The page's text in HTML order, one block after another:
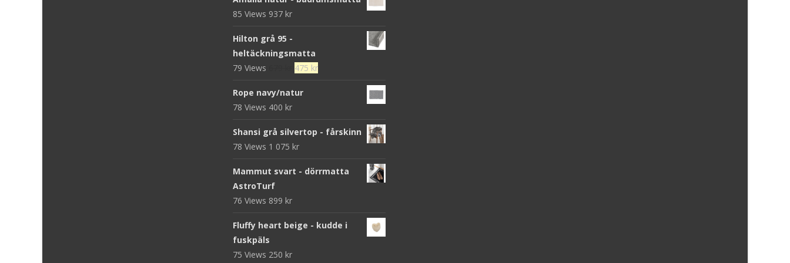
85 Views 937 kr
Hilton grå 95 -
heltäckningsmatta
79 Views
Det
priset
475 krDet
475 kr.
Rope navy/natur
78 Views 400 kr
Shansi grå silvertop - fårskinn
78 Views 1 075 kr
Mammut svart - dörrmatta
AstroTurf
76 Views 899 kr
Fluffy heart beige - kudde i
fuskpäls
75 Views 250 kr